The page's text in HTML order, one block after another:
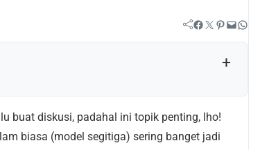
Facebook Twitter Pinterest Mail WhatsApp
+
buat diskusi, padahal ini topik penting, lho!
biasa (model segitiga) sering banget jadi